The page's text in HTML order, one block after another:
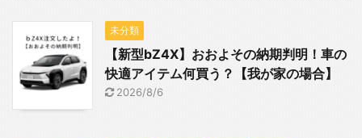
未分類
【新型bZ4X】おおよその納期判明！車の
快適アイテム何買う？【我が家の場合】
2026/8/6